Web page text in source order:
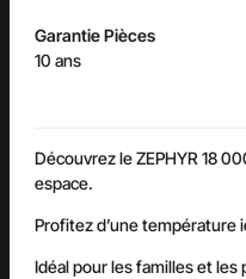
Garantie Pièces
10 ans
Découvrez le ZEPHYR 18
espace.
Profitez d’une température
Idéal pour les familles et les